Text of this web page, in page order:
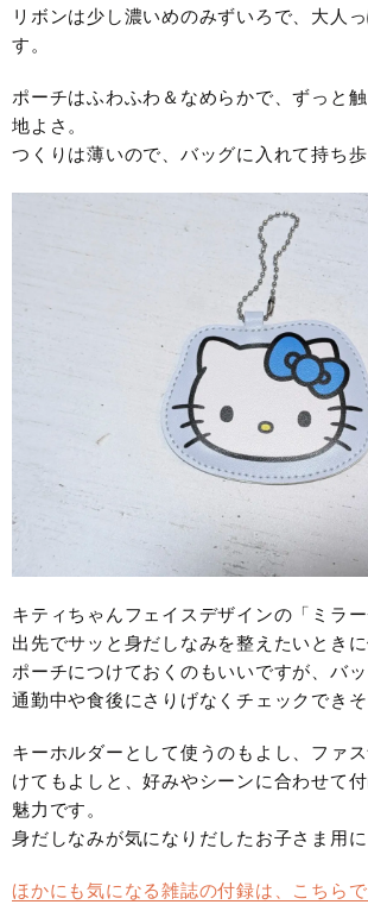
リボンは少し濃いめのみずいろで、大人
す。
ポーチはふわふわ＆なめらかで、ずっと
地よさ。
つくりは薄いので、バッグに入れて持ち歩
キティちゃんフェイスデザインの「ミラ
出先でサッと身だしなみを整えたいときに
ポーチにつけておくのもいいですが、バ
通勤中や食後にさりげなくチェックできそ
キーホルダーとして使うのもよし、ファ
けてもよしと、好みやシーンに合わせて
魅力です。
身だしなみが気になりだしたお子さま用
ほかにも気になる雑誌の付録は、こちら